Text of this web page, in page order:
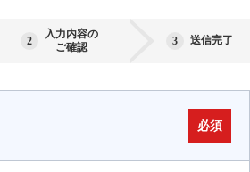
入力内容の
ご確認
送信完了
必須